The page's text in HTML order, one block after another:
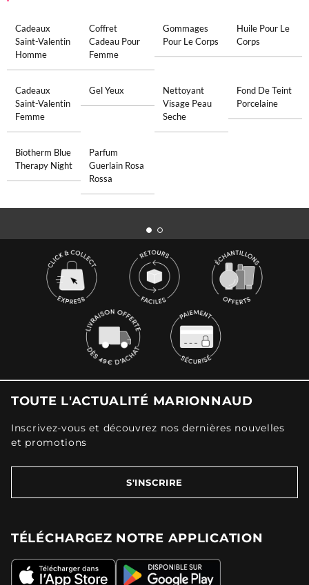
Cadeaux
Saint-Valentin
Homme
Coffret
Cadeau Pour
Femme
Gommages
Pour Le Corps
Huile Pour Le
Corps
Cadeaux
Saint-Valentin
Femme
Gel Yeux
Nettoyant
Visage Peau
Seche
Fond De Teint
Porcelaine
Biotherm Blue
Therapy Night
Parfum
Guerlain Rosa
Rossa
TOUTE L'ACTUALITÉ MARIONNAUD
Inscrivez-vous et découvrez nos dernières nouvelles
et promotions
S'INSCRIRE
TÉLÉCHARGEZ NOTRE APPLICATION